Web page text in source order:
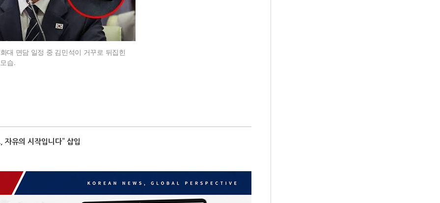
대 면담 일정 중 김민석이 거꾸로 뒤집힌
습.
자유의 시작입니다” 삽입